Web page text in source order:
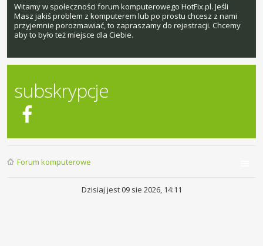
Witamy w społeczności forum komputerowego HotFix.pl. Jeśli
Masz jakiś problem z komputerem lub po prostu chcesz z nami
przyjemnie porozmawiać, to zapraszamy do rejestracji. Chcemy
aby to było też miejsce dla Ciebie.
subskrypcje
Forum komputerowe
Dzisiaj jest 09 sie 2026, 14:11